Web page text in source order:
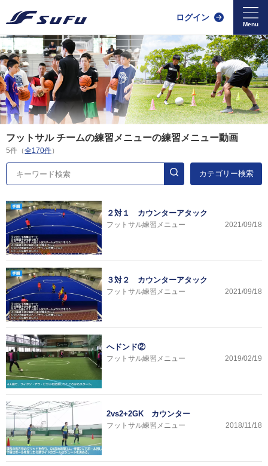
ログイン
フットサル チームの練習メニューの練習メニュー動画
5件（全170件）
カテゴリー検索
２対１ カウンターアタック
フットサル練習メニュー 2021/09/18
３対２ カウンターアタック
フットサル練習メニュー 2021/09/18
へドンド②
フットサル練習メニュー 2019/02/19
2vs2+2GK カウンター
フットサル練習メニュー 2018/11/18